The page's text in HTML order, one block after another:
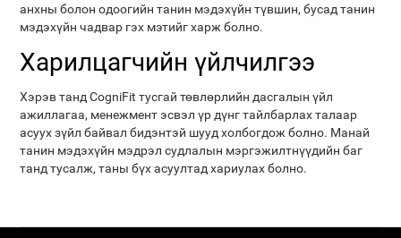
анхны болон одоогийн танин мэдэхүйн түвшин, бусад танин
мэдэхүйн чадвар гэх мэтийг харж болно.
Харилцагчийн үйлчилгээ
Хэрэв танд CogniFit тусгай төвлөрлийн дасгалын үйл
ажиллагаа, менежмент эсвэл үр дүнг тайлбарлах талаар
асуух зүйл байвал бидэнтэй шууд холбогдож болно. Манай
танин мэдэхүйн мэдрэл судлалын мэргэжилтнүүдийн баг
танд тусалж, таны бүх асуултад хариулах болно.